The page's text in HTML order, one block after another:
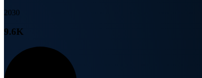
2030
9.6K